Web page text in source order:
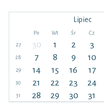
Lipiec
Pn Wt Śr Cz
27
30 1 2 3
28 7 8 9 10
29 14 15 16 17
30 21 22 23 24
31 28 29 30 31